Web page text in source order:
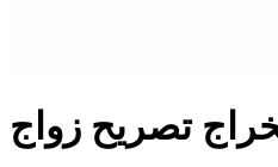
تصريح زواج